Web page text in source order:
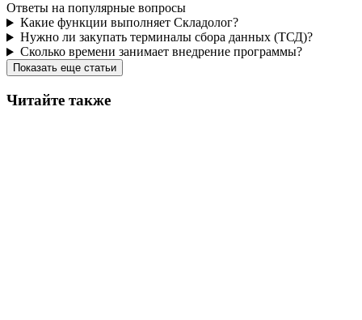
Ответы на популярные вопросы
Какие функции выполняет Складолог?
Нужно ли закупать терминалы сбора данных (ТСД)?
Сколько времени занимает внедрение программы?
Показать еще статьи
Читайте также